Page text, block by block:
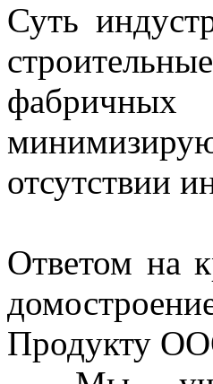
Суть
отсутствии
Ответом на
Продукту